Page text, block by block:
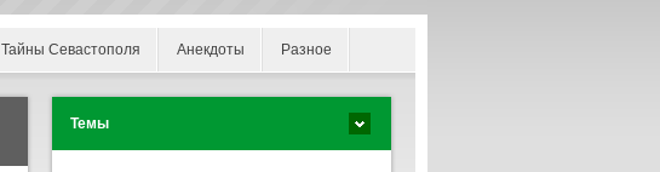
Тайны Севастополя Анекдоты Разное
Темы